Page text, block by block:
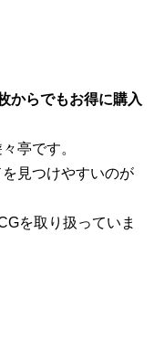
からでもお得に購入
亭です。
見つけやすいのが
を取り扱っていま